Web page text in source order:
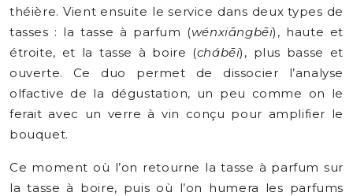
théière. Vient ensuite le service dans deux types de
tasses : la tasse à parfum (wénxiāngbēi), haute et
étroite, et la tasse à boire (chábēi), plus basse et
ouverte. Ce duo permet de dissocier l’analyse
olfactive de la dégustation, un peu comme on le
ferait avec un verre à vin conçu pour amplifier le
bouquet.
Ce moment où l’on retourne la tasse à parfum sur
la tasse à boire, puis où l’on humera les parfums